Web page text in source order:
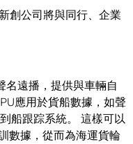
創公司將與同行、企業
名遠播，提供與車輛自
應用於貨船數據，如聲
船跟踪系統。 這樣可以
數據，從而為海運貨輪